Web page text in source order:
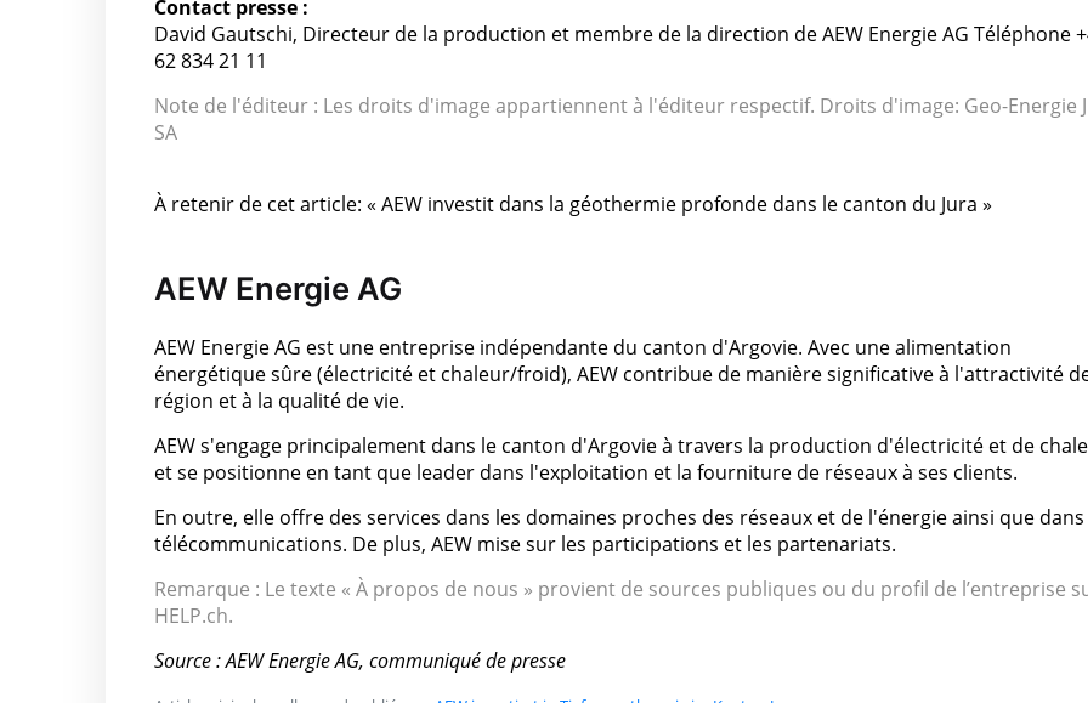
Contact presse :
David Gautschi, Directeur de la production et membre de la direction de AEW Energie AG Téléphone
62 834 21 11
Note de l'éditeur : Les droits d'image appartiennent à l'éditeur respectif. Droits d'image: Geo-Energie
SA
À retenir de cet article: « AEW investit dans la géothermie profonde dans le canton du Jura »
AEW Energie AG
AEW Energie AG est une entreprise indépendante du canton d'Argovie. Avec une alimentation
énergétique sûre (électricité et chaleur/froid), AEW contribue de manière significative à l'attractivité
région et à la qualité de vie.
AEW s'engage principalement dans le canton d'Argovie à travers la production d'électricité et de
et se positionne en tant que leader dans l'exploitation et la fourniture de réseaux à ses clients.
En outre, elle offre des services dans les domaines proches des réseaux et de l'énergie ainsi que dans
télécommunications. De plus, AEW mise sur les participations et les partenariats.
Remarque : Le texte « À propos de nous » provient de sources publiques ou du profil de l’entreprise
HELP.ch.
Source : AEW Energie AG, communiqué de presse